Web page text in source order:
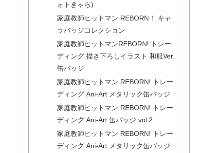
ォトきゃら)
家庭教師ヒットマン REBORN！ キャ
ラバッジコレクション
家庭教師ヒットマンREBORN! トレー
ディング 描き下ろしイラスト 和服Ver.
缶バッジ
家庭教師ヒットマン REBORN! トレー
ディング Ani-Art メタリック缶バッジ
家庭教師ヒットマン REBORN! トレー
ディング Ani-Art 缶バッジ vol.2
家庭教師ヒットマン REBORN! トレー
ディング Ani-Art メタリック缶バッジ